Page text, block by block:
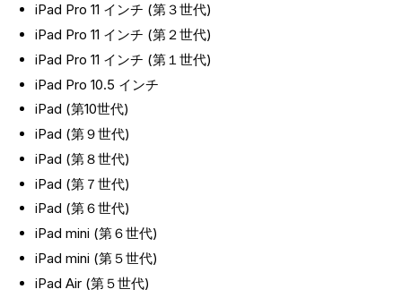
iPad Pro 11 インチ (第３世代)
iPad Pro 11 インチ (第２世代)
iPad Pro 11 インチ (第１世代)
iPad Pro 10.5 インチ
iPad (第10世代)
iPad (第９世代)
iPad (第８世代)
iPad (第７世代)
iPad (第６世代)
iPad mini (第６世代)
iPad mini (第５世代)
iPad Air (第５世代)